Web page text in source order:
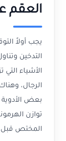
العقم
يجب أولاً
التدخين
الأشياء التي
الرجال،
بعض الأدوية
توازن
المختص قبل